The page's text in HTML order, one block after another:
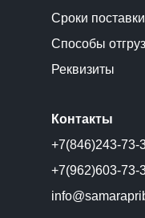
Сроки поставки
Способы
Реквизиты
Контакты
+7(846)243-73-
+7(962)603-73-